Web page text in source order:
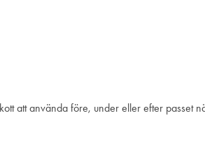
att använda före, under eller efter passet